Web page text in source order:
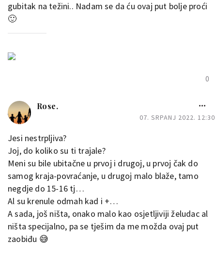
gubitak na težini.. Nadam se da ću ovaj put bolje proći
🙂
0
Rose.
07. SRPANJ 2022. 12:30
Jesi nestrpljiva?
Joj, do koliko su ti trajale?
Meni su bile ubitačne u prvoj i drugoj, u prvoj čak do
samog kraja-povraćanje, u drugoj malo blaže, tamo
negdje do 15-16 tj…
Al su krenule odmah kad i +…
A sada, još ništa, onako malo kao osjetljiviji želudac al
ništa specijalno, pa se tješim da me možda ovaj put
zaobiđu 😅